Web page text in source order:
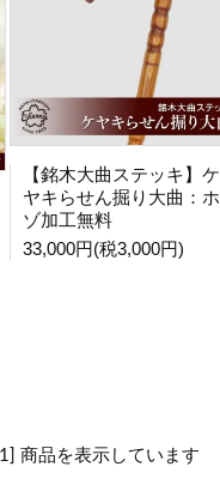
【銘木大曲ステッキ】ケ
ヤキらせん掘り大曲：ホ
ゾ加工無料
33,000円(税3,000円)
商品を表示しています